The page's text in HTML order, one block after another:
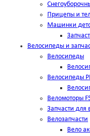
Прицепы и
Машинки
Велосипеды и
Велосипеды
Велосипеды
Веломоторы
Запчасти для
Велозапчасти
Вело